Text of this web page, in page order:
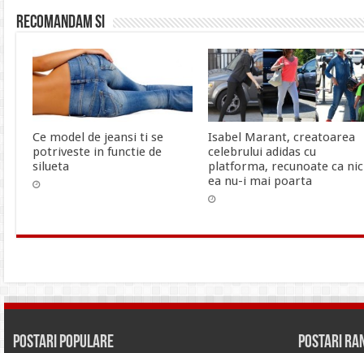
Recomandam si
Ce model de jeansi ti se
potriveste in functie de
silueta
Isabel Marant, creatoarea
celebrului adidas cu
platforma, recunoate ca
ea nu-i mai poarta
Postari Populare Postari